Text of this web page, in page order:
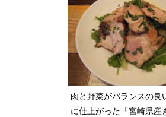
肉と野菜がバランスの良
に仕上がった「宮崎県産